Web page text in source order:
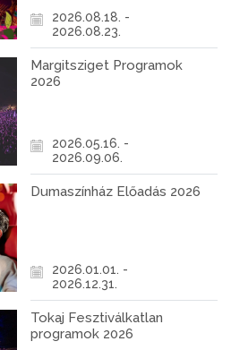
2026.08.18. -
2026.08.23.
Margitsziget Programok
2026
2026.05.16. -
2026.09.06.
Dumaszínház Előadás 2026
2026.01.01. -
2026.12.31.
Tokaj Fesztiválkatlan
programok 2026